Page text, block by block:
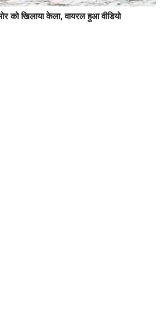
को खिलाया केला, वायरल हुआ वीडियो